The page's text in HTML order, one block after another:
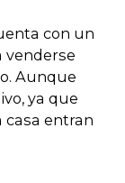
con un
venderse
Aunque
ya que
casa entran